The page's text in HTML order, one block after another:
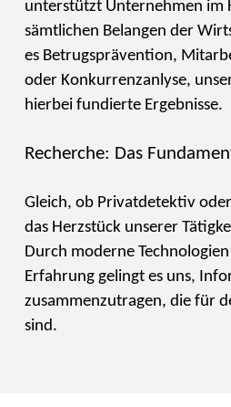
unterstützt Unternehmen im
sämtlichen Belangen der
es Betrugsprävention,
oder Konkurrenzanlyse,
hierbei fundierte Ergebnisse.
Recherche: Das
Gleich, ob Privatdetektiv
das Herzstück unserer
Durch moderne
Erfahrung gelingt es uns,
zusammenzutragen, die für
sind.